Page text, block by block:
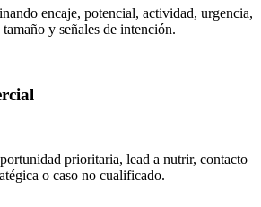
encaje, potencial, actividad, urgencia,
y señales de intención.
prioritaria, lead a nutrir, contacto
o caso no cualificado.